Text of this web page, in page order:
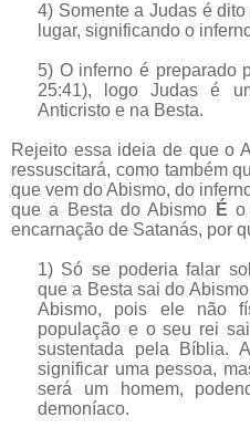
4) Somente a Judas é
lugar, significando o
5) O inferno é preparado
25:41), logo Judas é
Anticristo e na Besta.
Rejeito essa ideia de que o
ressuscitará, como também
que vem do Abismo, do
que a Besta do Abismo
É o
encarnação de Satanás, por
1) Só se poderia falar
que a Besta sai do
Abismo, pois ele não
população e o seu rei
sustentada pela Bíblia.
significar uma pessoa,
será um homem,
demoníaco.